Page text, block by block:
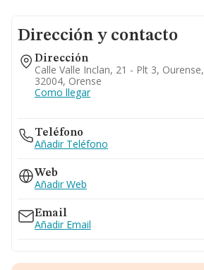
Dirección y contacto
Dirección
Calle Valle Inclan, 21 - Plt 3, Ourense,
32004, Orense
Como llegar
Teléfono
Añadir Teléfono
Web
Añadir Web
Email
Añadir Email